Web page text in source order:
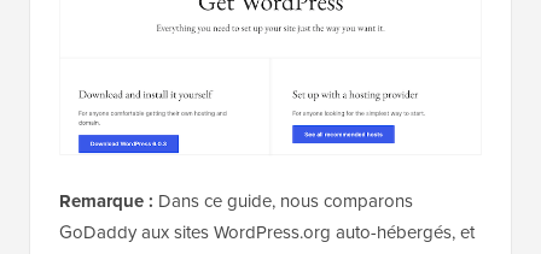
Remarque : Dans ce guide, nous comparons
GoDaddy aux sites WordPress.org auto-hébergés, et